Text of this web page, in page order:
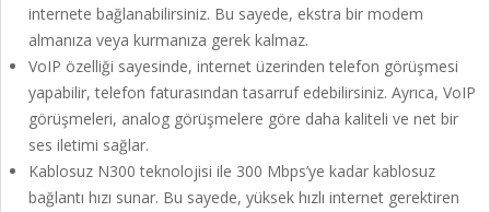
internete bağlanabilirsiniz. Bu sayede, ekstra bir modem
almanıza veya kurmanıza gerek kalmaz.
VoIP özelliği sayesinde, internet üzerinden telefon görüşmesi
yapabilir, telefon faturasından tasarruf edebilirsiniz. Ayrıca, VoIP
görüşmeleri, analog görüşmelere göre daha kaliteli ve net bir
ses iletimi sağlar.
Kablosuz N300 teknolojisi ile 300 Mbps’ye kadar kablosuz
bağlantı hızı sunar. Bu sayede, yüksek hızlı internet gerektiren